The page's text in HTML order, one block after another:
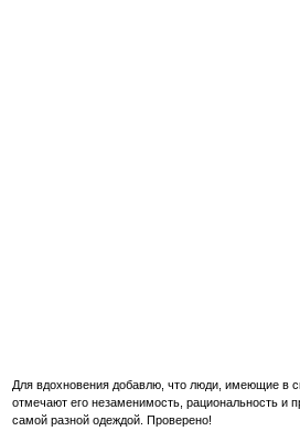
Для вдохновения добавлю, что люди, имеющие в
отмечают его незаменимость, рациональность и
самой разной одеждой. Проверено!